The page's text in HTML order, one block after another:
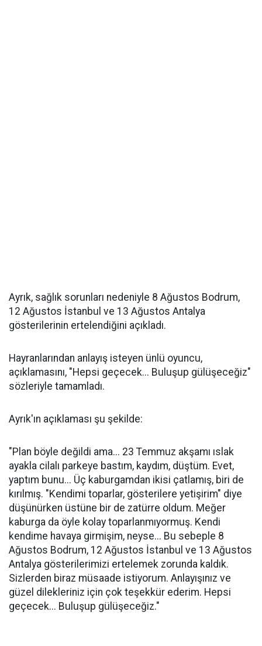
Ayrık, sağlık sorunları nedeniyle 8 Ağustos Bodrum,
12 Ağustos İstanbul ve 13 Ağustos Antalya
gösterilerinin ertelendiğini açıkladı.
Hayranlarından anlayış isteyen ünlü oyuncu,
açıklamasını, "Hepsi geçecek... Buluşup gülüşeceğiz"
sözleriyle tamamladı.
Ayrık'ın açıklaması şu şekilde:
"Plan böyle değildi ama... 23 Temmuz akşamı ıslak
ayakla cilalı parkeye bastım, kaydım, düştüm. Evet,
yaptım bunu... Üç kaburgamdan ikisi çatlamış, biri de
kırılmış. "Kendimi toparlar, gösterilere yetişirim" diye
düşünürken üstüne bir de zatürre oldum. Meğer
kaburga da öyle kolay toparlanmıyormuş. Kendi
kendime havaya girmişim, neyse... Bu sebeple 8
Ağustos Bodrum, 12 Ağustos İstanbul ve 13 Ağustos
Antalya gösterilerimizi ertelemek zorunda kaldık.
Sizlerden biraz müsaade istiyorum. Anlayışınız ve
güzel dilekleriniz için çok teşekkür ederim. Hepsi
geçecek... Buluşup gülüşeceğiz."